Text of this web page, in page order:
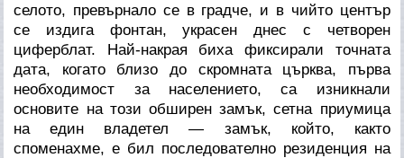
селото, превърнало се в градче, и в чийто център
се издига фонтан, украсен днес с четворен
циферблат. Най-накрая биха фиксирали точната
дата, когато близо до скромната църква, първа
необходимост за населението, са изникнали
основите на този обширен замък, сетна приумица
на един владетел — замък, който, както
споменахме, е бил последователно резиденция на